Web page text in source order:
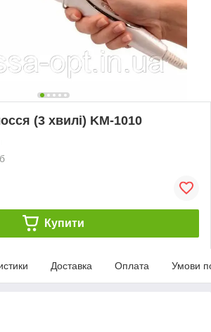
(3 хвилі) KM-1010
Купити
Доставка Оплата Умови